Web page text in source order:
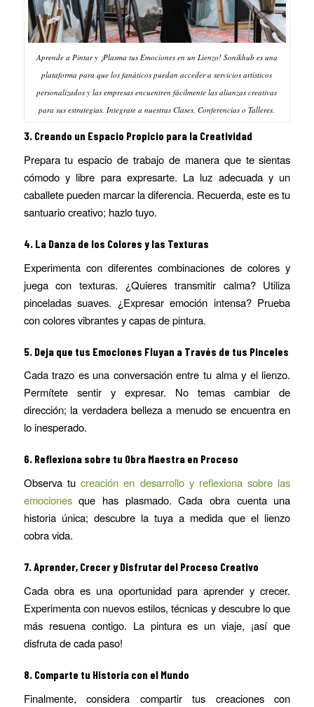
Aprende a Pintar y ¡Plasma tus Emociones en un Lienzo! Sonikhub es una
plataforma para que los fanáticos puedan acceder a servicios artísticos
personalizados y las empresas encuentren fácilmente las alianzas creativas
para sus estrategias. Integrate a nuestras Clases, Conferencias o Talleres.
3. Creando un Espacio Propicio para la Creatividad
Prepara tu espacio de trabajo de manera que te sientas
cómodo y libre para expresarte. La luz adecuada y un
caballete pueden marcar la diferencia. Recuerda, este es tu
santuario creativo; hazlo tuyo.
4. La Danza de los Colores y las Texturas
Experimenta con diferentes combinaciones de colores y
juega con texturas. ¿Quieres transmitir calma? Utiliza
pinceladas suaves. ¿Expresar emoción intensa? Prueba
con colores vibrantes y capas de pintura.
5. Deja que tus Emociones Fluyan a Través de tus Pinceles
Cada trazo es una conversación entre tu alma y el lienzo.
Permítete sentir y expresar. No temas cambiar de
dirección; la verdadera belleza a menudo se encuentra en
lo inesperado.
6. Reflexiona sobre tu Obra Maestra en Proceso
Observa tucreación en desarrollo y reflexiona sobre las
emocionesque has plasmado. Cada obra cuenta una
historia única; descubre la tuya a medida que el lienzo
cobra vida.
7.Aprender, Crecer y Disfrutar del Proceso Creativo
Cada obra es una oportunidad para aprender y crecer.
Experimenta con nuevos estilos, técnicas y descubre lo que
más resuena contigo. La pintura es un viaje, ¡así que
disfruta de cada paso!
8. Comparte tu Historia con el Mundo
Finalmente, considera compartir tus creaciones con